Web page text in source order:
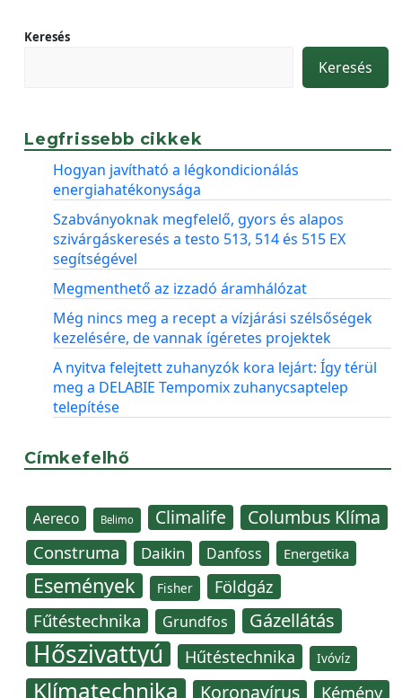
Keresés
Keresés
Legfrissebb cikkek
Hogyan javítható a légkondicionálás
energiahatékonysága
Szabványoknak megfelelő, gyors és alapos
szivárgáskeresés a testo 513, 514 és 515 EX
segítségével
Megmenthető az izzadó áramhálózat
Még nincs meg a recept a vízjárási szélsőségek
kezelésére, de vannak ígéretes projektek
A nyitva felejtett zuhanyzók kora lejárt: Így térül
meg a DELABIE Tempomix zuhanycsaptelep
telepítése
Címkefelhő
Aereco Belimo Climalife Columbus Klíma
Construma Daikin Danfoss Energetika
Események Fisher Földgáz
Fűtéstechnika Grundfos Gázellátás
Hőszivattyú Hűtéstechnika Ivóvíz
Klímatechnika Koronavírus Kémény